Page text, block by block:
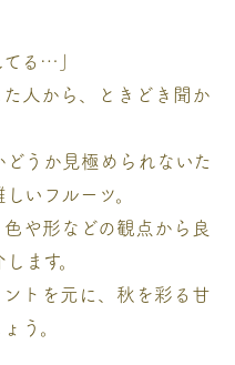
る…」
人から、ときどき聞か
うか見極められないた
いフルーツ。
や形などの観点から良
ます。
トを元に、秋を彩る甘
う。